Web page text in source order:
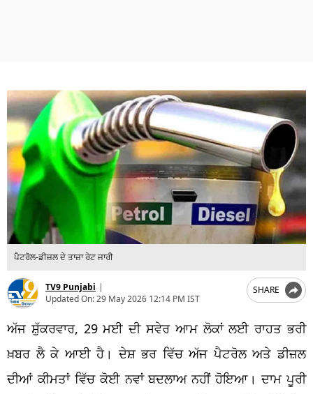
ਪੈਟਰੋਲ-ਡੀਜ਼ਲ ਦੇ ਤਾਜ਼ਾ ਰੇਟ ਜਾਰੀ
TV9 Punjabi |
Updated On:29 May 2026 12:14 PM IST
SHARE
ਅੱਜ ਸ਼ੁੱਕਰਵਾਰ, 29 ਮਈ ਦੀ ਸਵੇਰ ਆਮ ਲੋਕਾਂ ਲਈ ਰਾਹਤ ਭਰੀ
ਖ਼ਬਰ ਲੈ ਕੇ ਆਈ ਹੈ। ਦੇਸ਼ ਭਰ ਵਿੱਚ ਅੱਜ ਪੈਟਰੋਲ ਅਤੇ ਡੀਜ਼ਲ
ਦੀਆਂ ਕੀਮਤਾਂ ਵਿੱਚ ਕੋਈ ਨਵਾਂ ਬਦਲਾਅ ਨਹੀਂ ਹੋਇਆ। ਦਾਮ ਪੂਰੀ